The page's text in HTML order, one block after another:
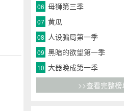
06 母狮第三季
07 黄瓜
08 人设骗局第一季
09 黑暗的欲望第一季
10 大器晚成第一季
>>查看完整榜